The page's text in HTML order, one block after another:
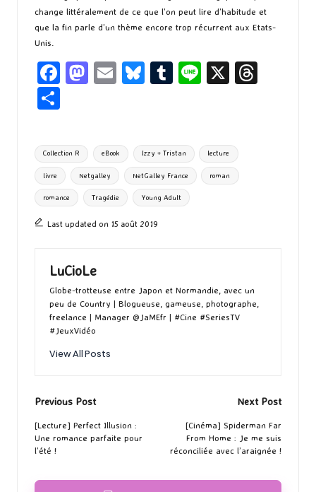
change littéralement de ce que l’on peut lire d’habitude et
que la fin parle d’un thème encore trop récurrent aux Etats-
Unis.
Fa
o
o
k
M
d
o
n
E
l
Bl
ky
T
bl
r
Li X
ta
g
er
Tags:
Collection R eBook Izzy + Tristan lecture
livre Netgalley NetGalley France roman
romance Tragédie Young Adult
Last updated on 15 août 2019
LuCioLe
Globe-trotteuse entre Japon et Normandie, avec un
peu de Country | Blogueuse, gameuse, photographe,
freelance | Manager @JaMEfr | #Cine #SeriesTV
#JeuxVidéo
View All Posts
Post
navigation
Previous Post
[Lecture] Perfect Illusion :
Une romance parfaite pour
l’été !
Next Post
[Cinéma] Spiderman Far
From Home : Je me suis
réconciliée avec l’araignée !